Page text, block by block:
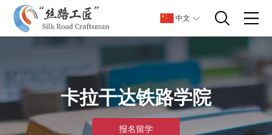
中文
卡拉干达铁路学院
报名留学